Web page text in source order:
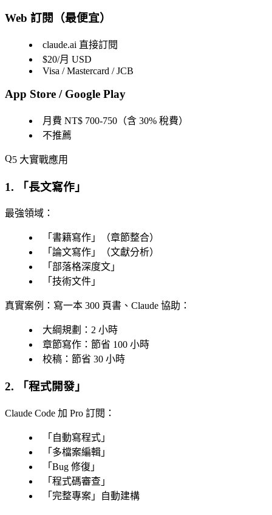
Web 訂閱（最便宜）
claude.ai 直接訂閱
$20/月 USD
Visa / Mastercard / JCB
App Store / Google Play
月費 NT$ 700-750（含 30% 稅費）
不推薦
5 大實戰應用
1. 「長文寫作 」
最強領域 ：
「 書籍寫作 」（章節整合）
「 論文寫作 」（文獻分析）
「 部落格深度文 」
「 技術文件 」
真實案例 ：寫一本 300 頁書、Claude 協助：
大綱規劃：2 小時
章節寫作：節省 100 小時
校稿：節省 30 小時
2. 「程式開發 」
Claude Code 加 Pro 訂閱 ：
「 自動寫程式 」
「 多檔案編輯 」
「 Bug 修復 」
「 程式碼審查 」
「 完整專案 」自動建構